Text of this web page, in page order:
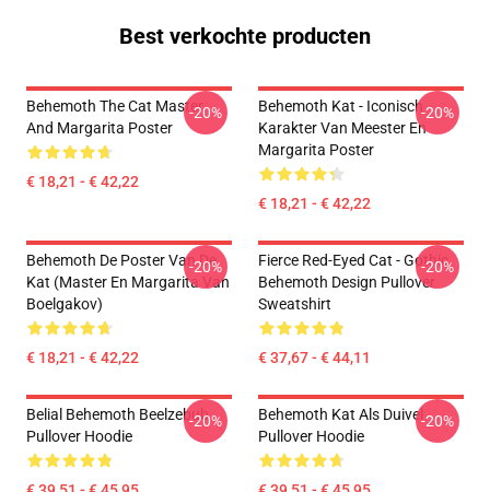
Best verkochte producten
Behemoth The Cat Master
And Margarita Poster
€ 18,21 - € 42,22
-20%
Behemoth Kat - Iconisch
Karakter Van Meester En
Margarita Poster
€ 18,21 - € 42,22
-20%
Behemoth De Poster Van De
Kat (Master En Margarita Van
Boelgakov)
€ 18,21 - € 42,22
-20%
Fierce Red-Eyed Cat - Gothic
Behemoth Design Pullover
Sweatshirt
€ 37,67 - € 44,11
-20%
Belial Behemoth Beelzebub
Pullover Hoodie
-20%
Behemoth Kat Als Duivel
Pullover Hoodie
-20%